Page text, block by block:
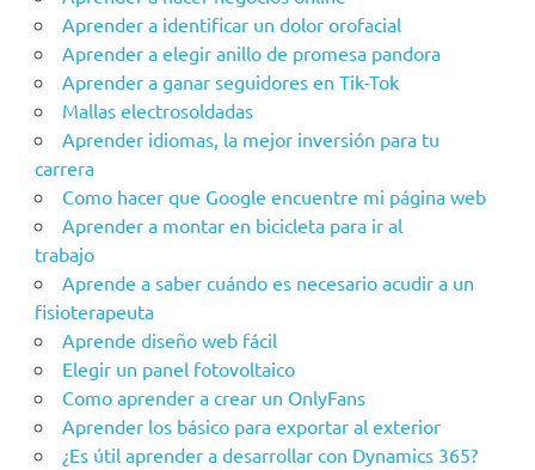
Aprender a identificar un dolor orofacial
Aprender a elegir anillo de promesa pandora
Aprender a ganar seguidores en Tik-Tok
Mallas electrosoldadas
Aprender idiomas, la mejor inversión para tu
carrera
Como hacer que Google encuentre mi página web
Aprender a montar en bicicleta para ir al
trabajo
Aprende a saber cuándo es necesario acudir a un
fisioterapeuta
Aprende diseño web fácil
Elegir un panel fotovoltaico
Como aprender a crear un OnlyFans
Aprender los básico para exportar al exterior
¿Es útil aprender a desarrollar con Dynamics 365?